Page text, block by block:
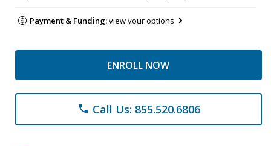
Payment & Funding:view your options
ENROLL NOW
phone Call Us: 855.520.6806